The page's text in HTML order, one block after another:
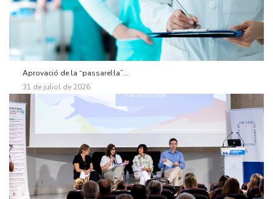
Aprovació de la “passarel·la”...
31 de juliol de 2026